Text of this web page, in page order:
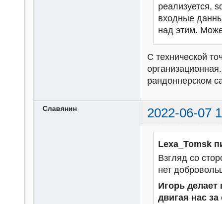
реализуется,
входные
над этим.
С технической
рандоннерском
Славянин 2022-06-07
Lexa_Tomsk
Взгляд со
нет
Игорь делает
двигая нас